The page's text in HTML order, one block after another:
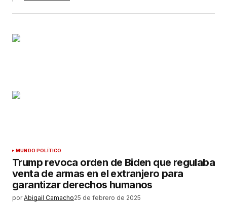
MUNDO POLÍTICO
Trump revoca orden de Biden que regulaba
venta de armas en el extranjero para
garantizar derechos humanos
por Abigail Camacho25 de febrero de 2025